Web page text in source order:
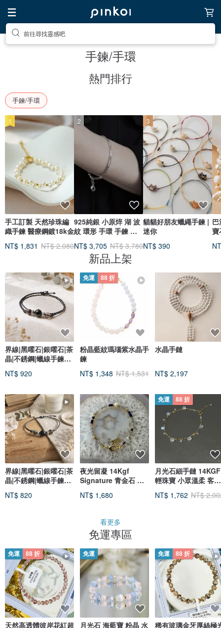
前往尋找靈感吧
手鍊/手環
熱門排行
手鍊/手環
手工訂製 天然珍珠編
織手鍊 醫療鋼鍍18k金
NT$ 1,831 NT$ 2,080
1
925純銀 小原焠 湖 波
紋 環形 手環 手鍊 免
NT$ 3,705 NT$ 3,780
2
貓貓好朋友蠟繩手鍊 |
迷你
NT$ 390
3
寶
新品上架
界線|黑曜石|銀曜石|茶
晶|不銹鋼|蠟線手鍊
NT$ 920
界線|黑曜石|銀曜石|茶
晶|不銹鋼|蠟線手鍊
NT$ 820
免運 88 折
粉晶藍紋瑪瑙紫水晶手
鍊
NT$ 1,348 NT$ 1,531
夜光留凝 14Kgf
Signature 青金石 灰
NT$ 1,680
水晶手鏈
NT$ 2,197
免運 88 折
月光石細手鏈 14KGF
輕珠寶 小眾溫柔 客制
NT$ 1,762 NT$
看更多
免運專區
免運 88 折
天然高透體彼岸花紅超
免運
月光石 海藍寶 粉晶 水
免運 88 折
稀有玻璃金牙厚絲極